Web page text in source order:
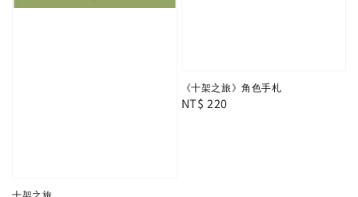
《十架之旅》角色手札
Regular
NT$ 220